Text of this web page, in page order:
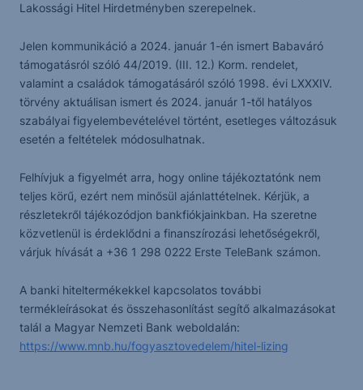
Lakossági Hitel Hirdetményben szerepelnek.
Jelen kommunikáció a 2024. január 1-én ismert Babaváró
támogatásról szóló 44/2019. (III. 12.) Korm. rendelet,
valamint a családok támogatásáról szóló 1998. évi LXXXIV.
törvény aktuálisan ismert és 2024. január 1-től hatályos
szabályai figyelembevételével történt, esetleges változásuk
esetén a feltételek módosulhatnak.
Felhívjuk a figyelmét arra, hogy online tájékoztatónk nem
teljes körű, ezért nem minősül ajánlattételnek. Kérjük, a
részletekről tájékozódjon bankfiókjainkban. Ha szeretne
közvetlenül is érdeklődni a finanszírozási lehetőségekről,
várjuk hívását a +36 1 298 0222 Erste TeleBank számon.
A banki hiteltermékekkel kapcsolatos további
termékleírásokat és összehasonlítást segítő alkalmazásokat
talál a Magyar Nemzeti Bank weboldalán:
https://www.mnb.hu/fogyasztovedelem/hitel-lizing